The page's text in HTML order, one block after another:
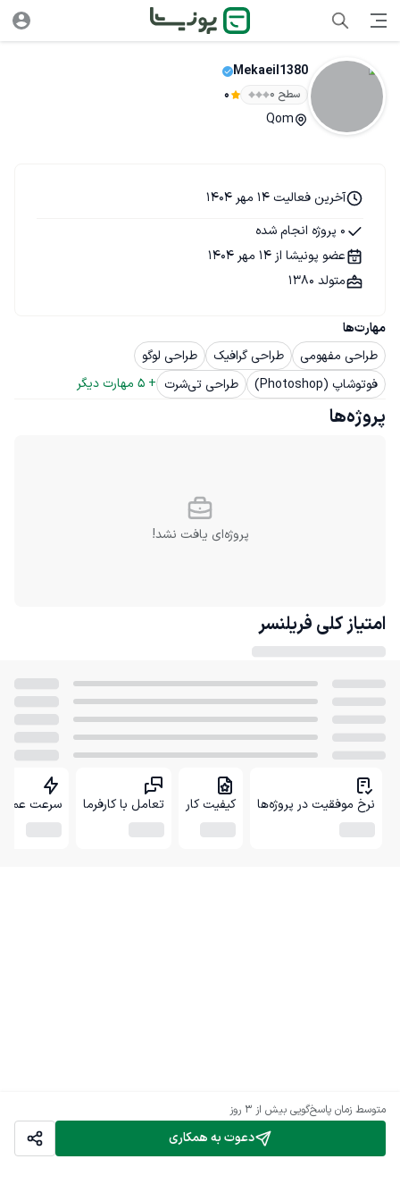
Mekaeil1380
سطح ۰ 0
Qom
دعوت به همکاری
متوسط زمان پاسخ‌گویی بیش از ۳ روز
مهارت‌ها
طراحی مفهومی
طراحی گرافیک
طراحی لوگو
فوتوشاپ (Photoshop)
طراحی تی‌شرت +
5 مهارت دیگر
آخرین فعالیت 14 مهر 1404
0 پروژه انجام شده
عضو پونیشا از 14 مهر 1404
متولد 1380
پروژه‌ها
پروژه‌ای یافت نشد!
امتیاز کلی فریلنسر
نرخ موفقیت در پروژه‌ها کیفیت کار تعامل با کارفرما سرعت عمل